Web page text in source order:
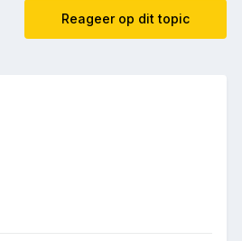
Reageer op dit topic